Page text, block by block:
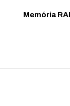
Memória